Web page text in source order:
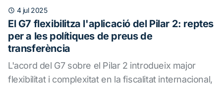
4 jul 2025
El G7 flexibilitza l'aplicació del Pilar 2: reptes
per a les polítiques de preus de
transferència
L'acord del G7 sobre el Pilar 2 introdueix major
flexibilitat i complexitat en la fiscalitat internacional,